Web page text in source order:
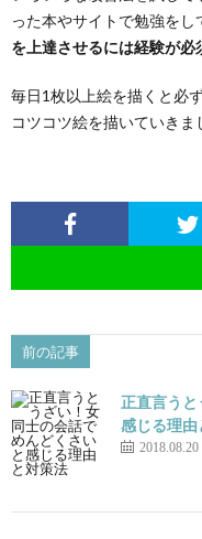
った本やサイトで勉強をし
を上達させるには経験が必
毎日1枚以上絵を描くと必
コツコツ絵を描いていきま
前の記事
正直言うと
感じる理由
2018.08.20